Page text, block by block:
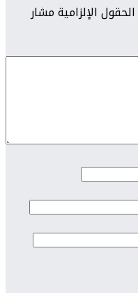
الحقول الإلزامية مشار